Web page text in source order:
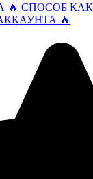
🔥 СПОСОБ
🔥